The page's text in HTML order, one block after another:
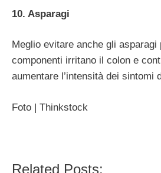
10. Asparagi
Meglio evitare anche gli asparagi
componenti irritano il colon e
aumentare l’intensità dei sintomi
Foto | Thinkstock
Related Posts: